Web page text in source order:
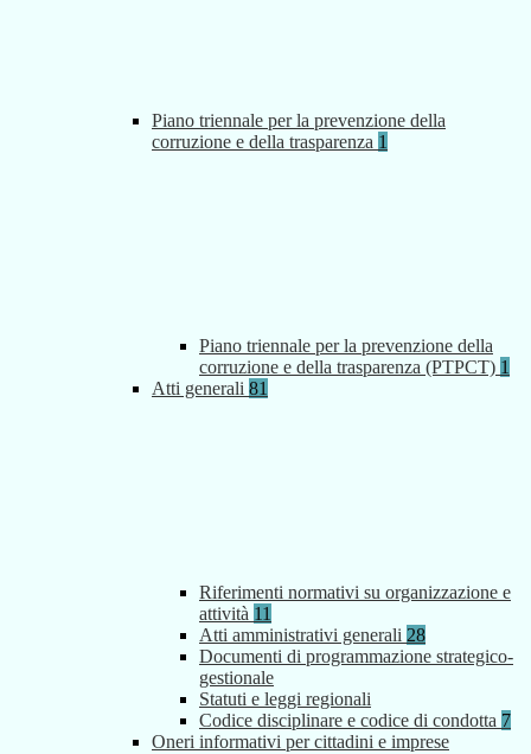
Piano triennale per la prevenzione della
corruzione e della trasparenza 1
Piano triennale per la prevenzione della
corruzione e della trasparenza (PTPCT) 1
Atti generali 81
Riferimenti normativi su organizzazione e
attività 11
Atti amministrativi generali 28
Documenti di programmazione strategico-
gestionale
Statuti e leggi regionali
Codice disciplinare e codice di condotta 7
Oneri informativi per cittadini e imprese